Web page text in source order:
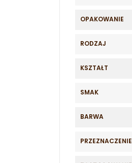
OPAKOWANIE
RODZAJ
KSZTAŁT
SMAK
BARWA
PRZEZNACZENIE